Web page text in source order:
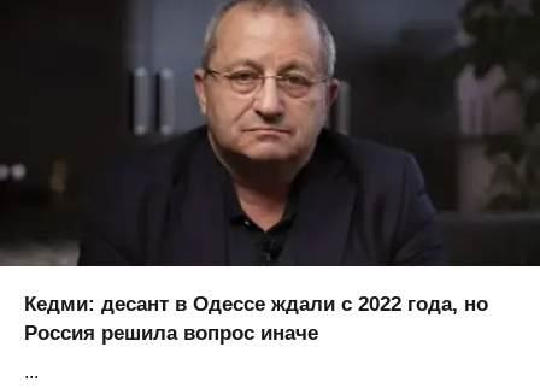
Кедми: десант в Одессе ждали с 2022 года, но
Россия решила вопрос иначе
...